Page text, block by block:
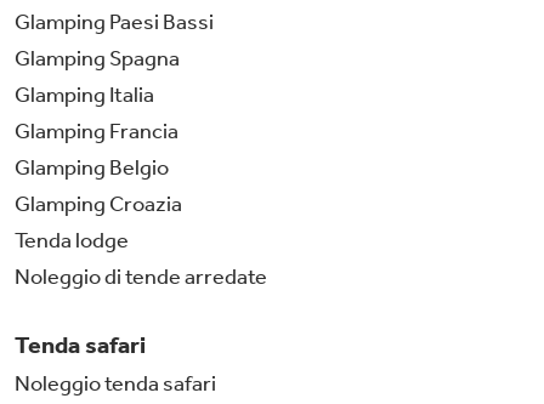
Glamping Paesi Bassi
Glamping Spagna
Glamping Italia
Glamping Francia
Glamping Belgio
Glamping Croazia
Tenda lodge
Noleggio di tende arredate
Tenda safari
Noleggio tenda safari